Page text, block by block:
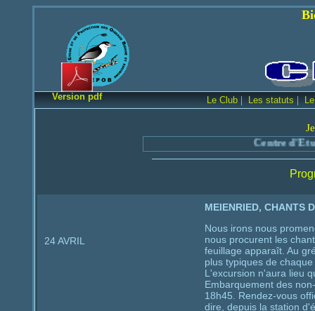
Bienvenue sur
Le Club | Les statuts |
Centre d'Etude
24 AVRIL
MEIENRIED, CHANTS
Nous irons nous
nous procurent les
feuillage apparaît. Au
plus typiques de
L'excursion n'aura lieu
Embarquement des
18h45. Rendez-vous
dire, depuis la station
Version pdf